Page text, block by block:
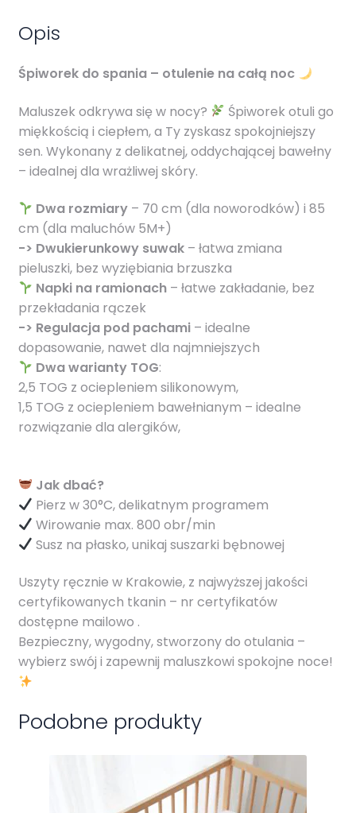
Opis
Śpiworek do spania – otulenie na całą noc
Maluszek odkrywa się w nocy?
Śpiworek otuli go
miękkością i ciepłem, a Ty zyskasz spokojniejszy
sen. Wykonany z delikatnej, oddychającej bawełny
– idealnej dla wrażliwej skóry.
Dwa rozmiary– 70 cm (dla noworodków) i 85
cm (dla maluchów 5M+)
-> Dwukierunkowy suwak– łatwa zmiana
pieluszki, bez wyziębiania brzuszka
Napki na ramionach– łatwe zakładanie, bez
przekładania rączek
-> Regulacja pod pachami– idealne
dopasowanie, nawet dla najmniejszych
Dwa warianty TOG:
2,5 TOG z ociepleniem silikonowym,
1,5 TOG z ociepleniem bawełnianym – idealne
rozwiązanie dla alergików,
Jak dbać?
Pierz w 30°C, delikatnym programem
Wirowanie max. 800 obr/min
Susz na płasko, unikaj suszarki bębnowej
Uszyty ręcznie w Krakowie, z najwyższej jakości
certyfikowanych tkanin – nr certyfikatów
dostępne mailowo .
Bezpieczny, wygodny, stworzony do otulania –
wybierz swój i zapewnij maluszkowi spokojne noce!
Podobne produkty